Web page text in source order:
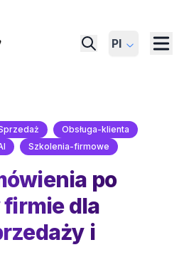
Pl
Obsługa-klienta
Szkolenia-firmowe
po
dla
i